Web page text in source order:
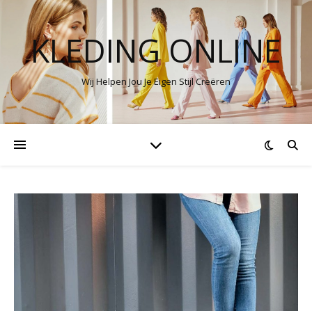
KLEDING ONLINE
Wij Helpen Jou Je Eigen Stijl Creëren